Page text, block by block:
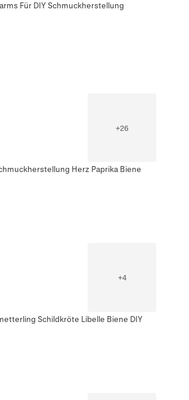
Für DIY Schmuckherstellung
+26
Herz Paprika Biene
+4
Schildkröte Libelle Biene DIY